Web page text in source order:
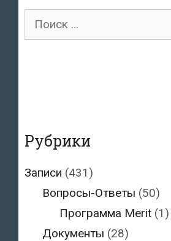
Поиск
Рубрики
Записи (431)
Вопросы-Ответы (50)
Программа Merit (1)
Документы (28)